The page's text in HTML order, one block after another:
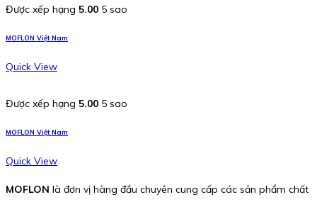
Được xếp hạng 5.00 5 sao
MOFLON Việt Nam
Quick View
Được xếp hạng 5.00 5 sao
MOFLON Việt Nam
Quick View
MOFLON là đơn vị hàng đầu chuyên cung cấp các sản phẩm chất